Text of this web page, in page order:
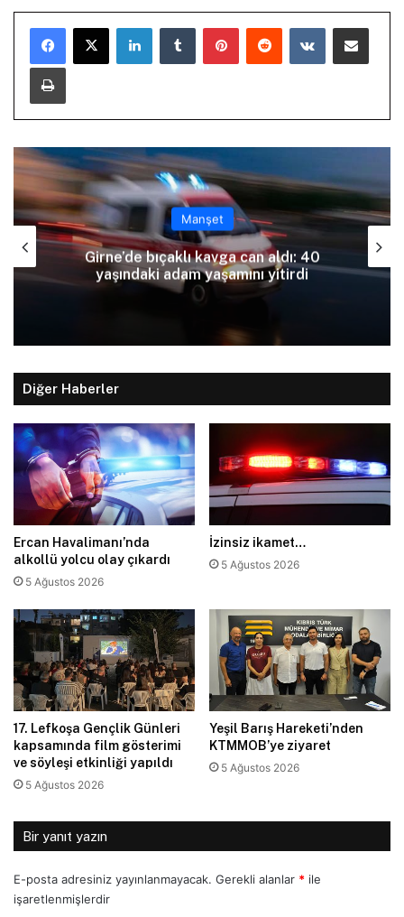
LinkedInTumblr PinterestReddit VKontakteE-Posta ile paylaş
Yazdır
Manşet
Girne’de bıçaklı kavga can aldı: 40
yaşındaki adam yaşamını yitirdi
Diğer Haberler
Ercan Havalimanı’nda
alkollü yolcu olay çıkardı
5 Ağustos 2026
İzinsiz ikamet…
5 Ağustos 2026
17. Lefkoşa Gençlik Günleri
kapsamında film gösterimi
ve söyleşi etkinliği yapıldı
5 Ağustos 2026
Yeşil Barış Hareketi’nden
KTMMOB’ye ziyaret
5 Ağustos 2026
Bir yanıt yazın
E-posta adresiniz yayınlanmayacak. Gerekli alanlar * ile
işaretlenmişlerdir